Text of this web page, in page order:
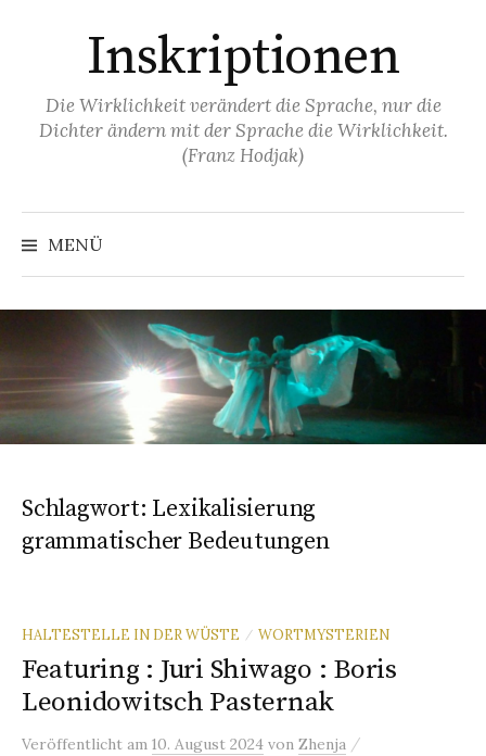
Inskriptionen
Die Wirklichkeit verändert die Sprache, nur die
Dichter ändern mit der Sprache die Wirklichkeit.
(Franz Hodjak)
MENÜ
Schlagwort: Lexikalisierung
grammatischer Bedeutungen
HALTESTELLE IN DER WÜSTE / WORTMYSTERIEN
Featuring : Juri Shiwago : Boris
Leonidowitsch Pasternak
Veröffentlicht am 10. August 2024 von Zhenja /